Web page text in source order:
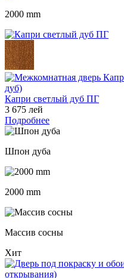
2000 mm
Капри светлый дуб ПГ
3 675 лей
Подробнее
Шпон дуба
2000 mm
Массив сосны
Хит